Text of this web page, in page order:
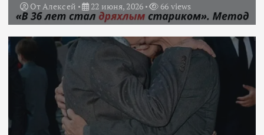
ОтАлексей 22 июня, 2026 66 views